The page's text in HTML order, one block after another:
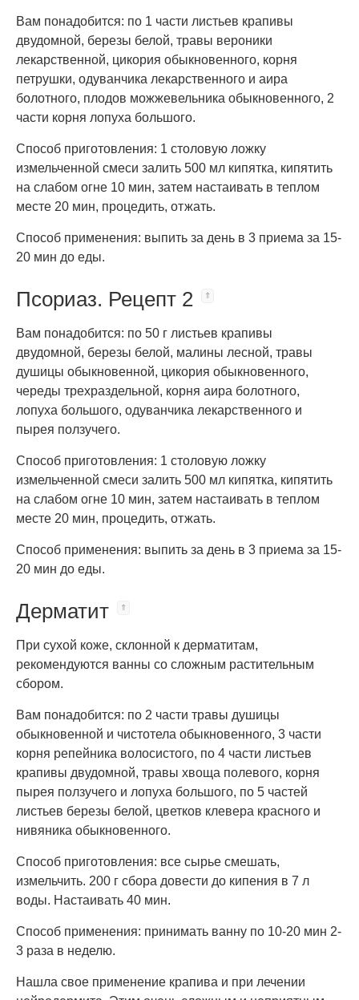
Вам понадобится: по 1 части листьев крапивы
двудомной, березы белой, травы вероники
лекарственной, цикория обыкновенного, корня
петрушки, одуванчика лекарственного и аира
болотного, плодов можжевельника обыкновенного, 2
части корня лопуха большого.
Способ приготовления: 1 столовую ложку
измельченной смеси залить 500 мл кипятка, кипятить
на слабом огне 10 мин, затем настаивать в теплом
месте 20 мин, процедить, отжать.
Способ применения: выпить за день в 3 приема за 15-
20 мин до еды.
Псориаз. Рецепт 2
Вам понадобится: по 50 г листьев крапивы
двудомной, березы белой, малины лесной, травы
душицы обыкновенной, цикория обыкновенного,
череды трехраздельной, корня аира болотного,
лопуха большого, одуванчика лекарственного и
пырея ползучего.
Способ приготовления: 1 столовую ложку
измельченной смеси залить 500 мл кипятка, кипятить
на слабом огне 10 мин, затем настаивать в теплом
месте 20 мин, процедить, отжать.
Способ применения: выпить за день в 3 приема за 15-
20 мин до еды.
Дерматит
При сухой коже, склонной к дерматитам,
рекомендуются ванны со сложным растительным
сбором.
Вам понадобится: по 2 части травы душицы
обыкновенной и чистотела обыкновенного, 3 части
корня репейника волосистого, по 4 части листьев
крапивы двудомной, травы хвоща полевого, корня
пырея ползучего и лопуха большого, по 5 частей
листьев березы белой, цветков клевера красного и
нивяника обыкновенного.
Способ приготовления: все сырье смешать,
измельчить. 200 г сбора довести до кипения в 7 л
воды. Настаивать 40 мин.
Способ применения: принимать ванну по 10-20 мин 2-
3 раза в неделю.
Нашла свое применение крапива и при лечении